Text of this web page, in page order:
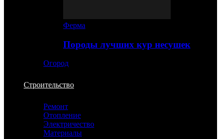
Ферма
Породы лучших кур несушек
Огород
Строительство
Ремонт
Отопление
Электричество
Материалы